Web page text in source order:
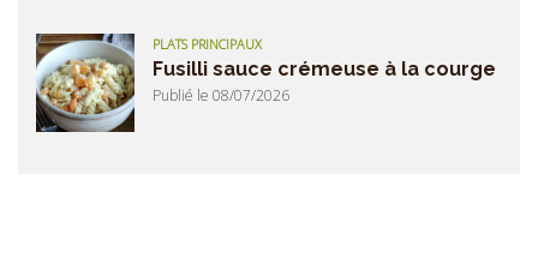
PLATS PRINCIPAUX
Fusilli sauce crémeuse à la courge
Publié le 08/07/2026